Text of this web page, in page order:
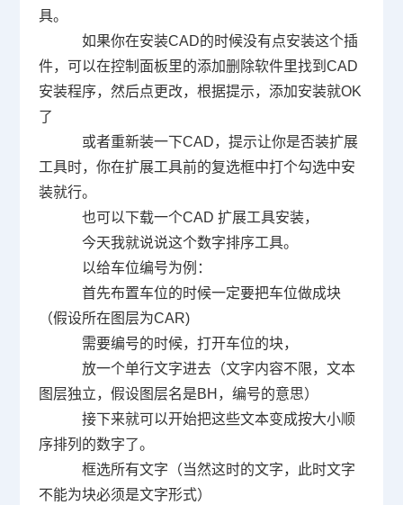
具。
如果你在安装CAD的时候没有点安装这个插
件，可以在控制面板里的添加删除软件里找到 CAD
安装程序，然后点更改，根据提示，添加安装就OK
了
或者重新装一下CAD，提示让你是否装扩展
工具时，你在扩展工具前的复选框中打个勾选中安
装就行。
也可以下载一个CAD 扩展工具安装，
今天我就说说这个数字排序工具。
以给车位编号为例：
首先布置车位的时候一定要把车位做成块
（假设所在图层为CAR)
需要编号的时候，打开车位的块，
放一个单行文字进去（文字内容不限，文本
图层独立，假设图层名是BH ，编号的意思）
接下来就可以开始把这些文本变成按大小顺
序排列的数字了。
框选所有文字（当然这时的文字，此时文字
不能为块必须是文字形式）